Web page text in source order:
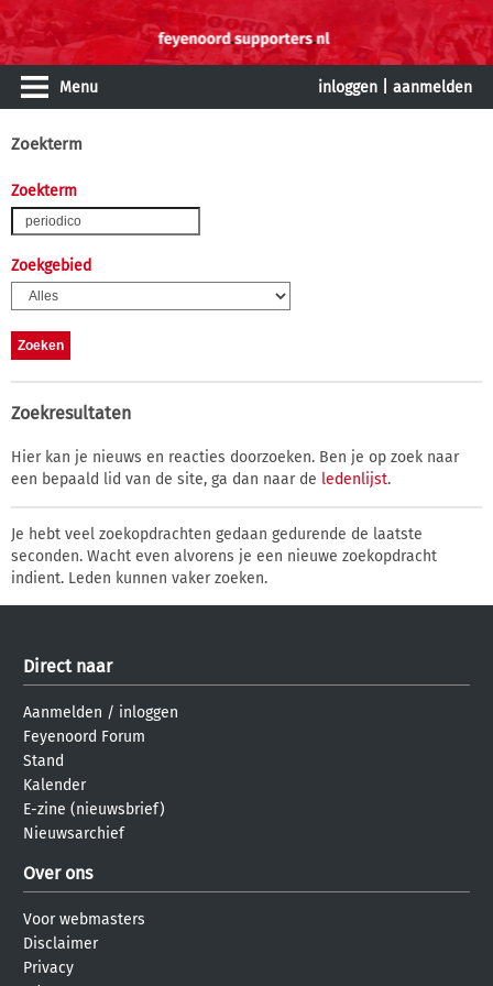
Menu inloggen aanmelden
Zoekterm
Zoekterm
Zoekgebied
Zoekresultaten
Hier kan je nieuws en reacties doorzoeken. Ben je op zoek naar
een bepaald lid van de site, ga dan naar de ledenlijst.
Je hebt veel zoekopdrachten gedaan gedurende de laatste
seconden. Wacht even alvorens je een nieuwe zoekopdracht
indient. Leden kunnen vaker zoeken.
Direct naar
Aanmelden / inloggen
Feyenoord Forum
Stand
Kalender
E-zine (nieuwsbrief)
Nieuwsarchief
Over ons
Voor webmasters
Disclaimer
Privacy